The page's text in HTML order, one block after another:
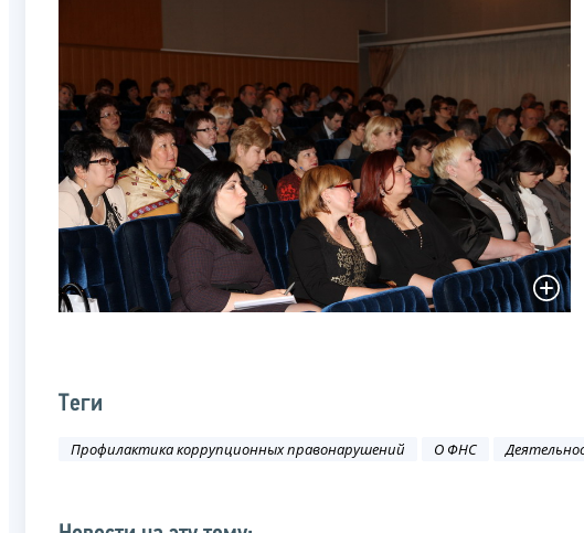
Теги
Профилактика коррупционных правонарушений О ФНС